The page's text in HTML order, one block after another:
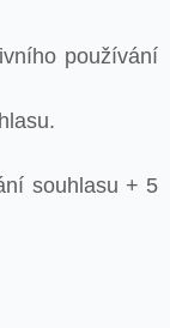
používání
souhlasu + 5